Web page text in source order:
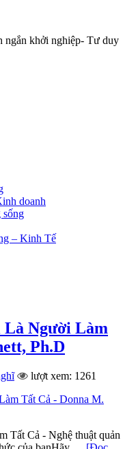
ngắn khởi nghiệp- Tư duy
doanh
sống
– Kinh Tế
Người Làm
Ph.D
lượt xem: 1261
Tất Cả - Nghệ thuật quản